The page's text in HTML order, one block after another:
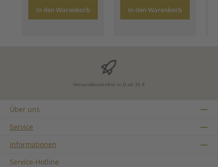
In den Warenkorb In den Warenkorb
Versandkostenfrei in D ab 35 €
Über uns
Service
Informationen
Service-Hotline